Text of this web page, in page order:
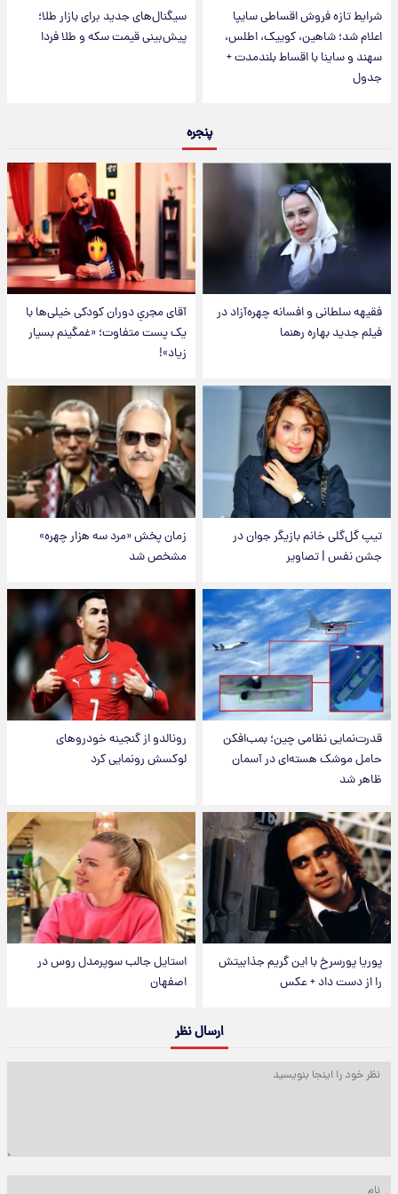
شرایط تازه فروش اقساطی سایپا
اعلام شد؛ شاهین، کوییک، اطلس،
سهند و ساینا با اقساط بلندمدت +
جدول
سیگنال‌های جدید برای بازار طلا؛
پیش‌بینی قیمت سکه و طلا فردا
پنجره
فقیهه سلطانی و افسانه چهره‌آزاد در
فیلم جدید بهاره رهنما
آقای مجریِ دوران کودکی خیلی‌ها با
یک پست متفاوت؛ «غمگینم بسیار
زیاد»!
تیپ گل‌گلی خانم بازیگر جوان در
جشن نفس | تصاویر
زمان پخش «مرد سه هزار چهره»
مشخص شد
قدرت‌نمایی نظامی چین؛ بمب‌افکن
حامل موشک هسته‌ای در آسمان
ظاهر شد
رونالدو از گنجینه خودروهای
لوکسش رونمایی کرد
پوریا پورسرخ با این گریم جذابیتش
را از دست داد + عکس
استایل جالب سوپرمدل روس در
اصفهان
ارسال نظر